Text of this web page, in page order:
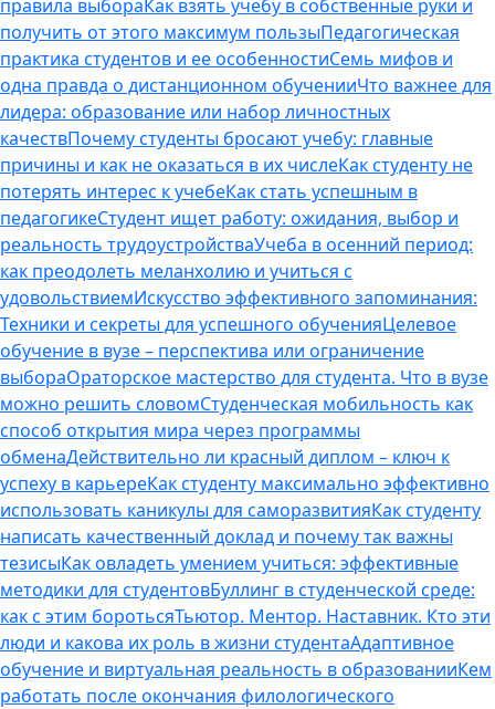
правила выбораКак взять учебу в собственные руки и
получить от этого максимум пользыПедагогическая
практика студентов и ее особенностиСемь мифов и
одна правда о дистанционном обученииЧто важнее для
лидера: образование или набор личностных
качествПочему студенты бросают учебу: главные
причины и как не оказаться в их числеКак студенту не
потерять интерес к учебеКак стать успешным в
педагогикеСтудент ищет работу: ожидания, выбор и
реальность трудоустройстваУчеба в осенний период:
как преодолеть меланхолию и учиться с
удовольствиемИскусство эффективного запоминания:
Техники и секреты для успешного обученияЦелевое
обучение в вузе – перспектива или ограничение
выбораОраторское мастерство для студента. Что в вузе
можно решить словомСтуденческая мобильность как
способ открытия мира через программы
обменаДействительно ли красный диплом – ключ к
успеху в карьереКак студенту максимально эффективно
использовать каникулы для саморазвитияКак студенту
написать качественный доклад и почему так важны
тезисыКак овладеть умением учиться: эффективные
методики для студентовБуллинг в студенческой среде:
как с этим боротьсяТьютор. Ментор. Наставник. Кто эти
люди и какова их роль в жизни студентаАдаптивное
обучение и виртуальная реальность в образованииКем
работать после окончания филологического